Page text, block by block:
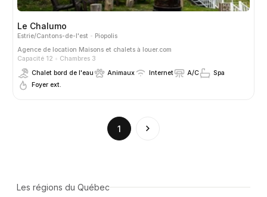
Le Chalumo
Estrie/Cantons-de-l'est
Piopolis
Agence de location Maisons et chalets à louer.com
Capacité 12
Chambres 3
Chalet bord de l'eau
Animaux Internet A/C
Spa
Foyer ext.
1
(current)
Les régions du Québec